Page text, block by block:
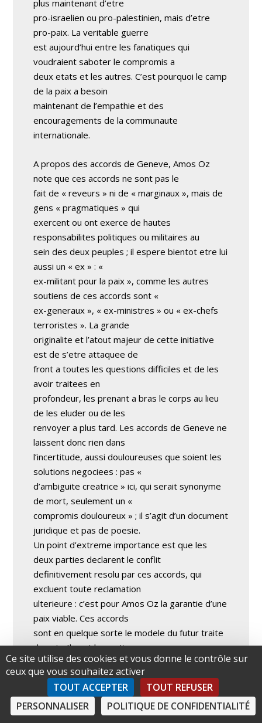
plus maintenant d’etre
pro-israelien ou pro-palestinien, mais d’etre
pro-paix. La veritable guerre
est aujourd’hui entre les fanatiques qui
voudraient saboter le compromis a
deux etats et les autres. C’est pourquoi le camp
de la paix a besoin
maintenant de l’empathie et des
encouragements de la communaute
internationale.
A propos des accords de Geneve, Amos Oz
note que ces accords ne sont pas le
fait de « reveurs » ni de « marginaux », mais de
gens « pragmatiques » qui
exercent ou ont exerce de hautes
responsabilites politiques ou militaires au
sein des deux peuples ; il espere bientot etre lui
aussi un « ex » : «
ex-militant pour la paix », comme les autres
soutiens de ces accords sont «
ex-generaux », « ex-ministres » ou « ex-chefs
terroristes ». La grande
originalite et l’atout majeur de cette initiative
est de s’etre attaquee de
front a toutes les questions difficiles et de les
avoir traitees en
profondeur, les prenant a bras le corps au lieu
de les eluder ou de les
renvoyer a plus tard. Les accords de Geneve ne
laissent donc rien dans
l’incertitude, aussi douloureuses que soient les
solutions negociees : pas «
d’ambiguite creatrice » ici, qui serait synonyme
de mort, seulement un «
compromis douloureux » ; il s’agit d’un document
juridique et pas de poesie.
Un point d’extreme importance est que les
deux parties declarent le conflit
definitivement resolu par ces accords, qui
excluent toute reclamation
ulterieure : c’est pour Amos Oz la garantie d’une
paix viable. Ces accords
sont en quelque sorte le modele du futur traite
de paix. Ils ont le merite
d’offrir aux deux peuples une perspective
differente de la terreur et des
humiliations quotidiennes, de leur ouvrir non pas
encore une porte de
Ce site utilise des cookies et vous donne le contrôle sur
ceux que vous souhaitez activer
TOUT ACCEPTER
TOUT REFUSER
PERSONNALISER
POLITIQUE DE CONFIDENTIALITÉ